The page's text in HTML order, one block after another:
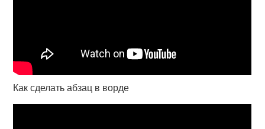
Как сделать абзац в ворде